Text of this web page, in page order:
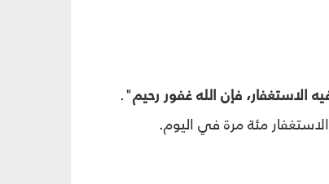
الاستغفار، فإن الله غفور رحيم".
مئة مرة في اليوم.